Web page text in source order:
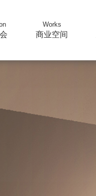
Works
商业空间